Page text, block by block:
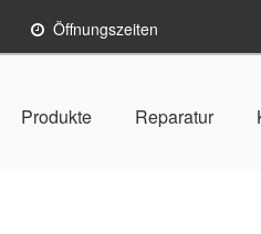
Öffnungszeiten
Produkte Reparatur